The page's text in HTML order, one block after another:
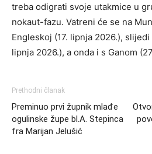
treba odigrati svoje utakmice u
nokaut-fazu. Vatreni će se na
Engleskoj (17. lipnja 2026.),
lipnja 2026.), a onda i s Ganom
Prethodni članak
Preminuo prvi župnik mlađe
ogulinske župe bl.A. Stepinca
fra Marijan Jelušić